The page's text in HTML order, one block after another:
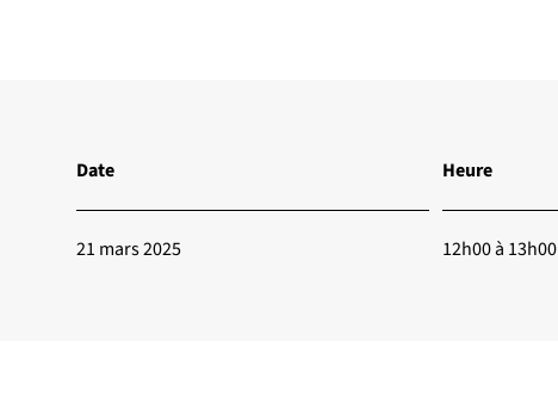
Date
21 mars 2025
Heure
12h00 à 13h00